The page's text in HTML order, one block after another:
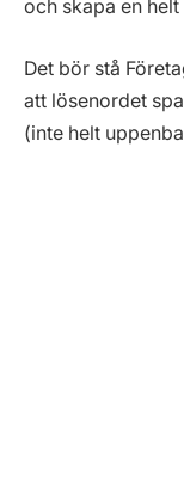
och skapa en helt
Det bör stå
att lösenordet
(inte helt